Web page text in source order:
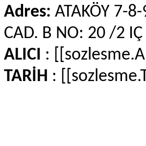
Adres: ATAKÖY 7-
CAD. B NO: 20 /2
ALICI :
TARİH :